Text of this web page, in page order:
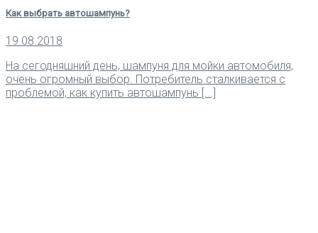
Как выбрать автошампунь?
19.08.2018
На сегодняшний день, шампуня для мойки автомобиля,
очень огромный выбор. Потребитель сталкивается с
проблемой, как купить автошампунь [...]